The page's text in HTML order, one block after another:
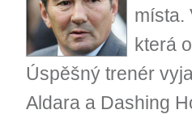
místa.
která
Úspěšný trenér
Aldara a Dashing